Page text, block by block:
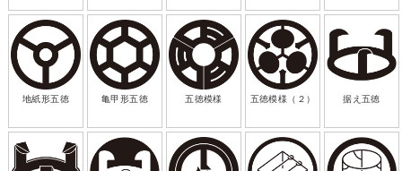
地紙形五徳 亀甲形五徳 五徳模様 五徳模様（２） 据え五徳